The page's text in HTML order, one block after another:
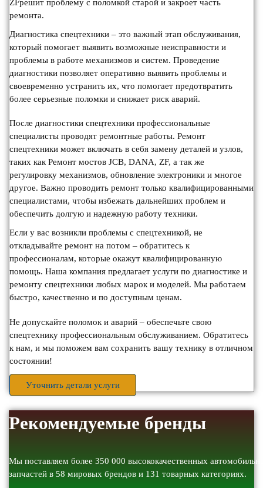
ZFрешит проблему с поломкой старой и закроет часть
ремонта.
Диагностика спецтехники – это важный этап обслуживания,
который помогает выявить возможные неисправности и
проблемы в работе механизмов и систем. Проведение
диагностики позволяет оперативно выявить проблемы и
своевременно устранить их, что помогает предотвратить
более серьезные поломки и снижает риск аварий.
После диагностики спецтехники профессиональные
специалисты проводят ремонтные работы. Ремонт
спецтехники может включать в себя замену деталей и узлов,
таких как Ремонт мостов JCB, DANA, ZF, а так же
регулировку механизмов, обновление электроники и многое
другое. Важно проводить ремонт только квалифицированными
специалистами, чтобы избежать дальнейших проблем и
обеспечить долгую и надежную работу техники.
Если у вас возникли проблемы с спецтехникой, не
откладывайте ремонт на потом – обратитесь к
профессионалам, которые окажут квалифицированную
помощь. Наша компания предлагает услуги по диагностике и
ремонту спецтехники любых марок и моделей. Мы работаем
быстро, качественно и по доступным ценам.
Не допускайте поломок и аварий – обеспечьте свою
спецтехнику профессиональным обслуживанием. Обратитесь
к нам, и мы поможем вам сохранить вашу технику в отличном
состоянии!
Уточнить детали услуги
Рекомендуемые бренды
Мы поставляем более 350 000 высококачественных
запчастей в 58 мировых брендов и 131 товарных категориях.